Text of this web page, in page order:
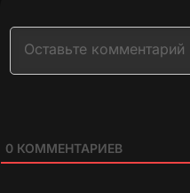
0 КОММЕНТАРИЕВ